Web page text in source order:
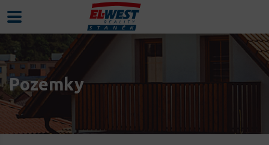
Pozemky